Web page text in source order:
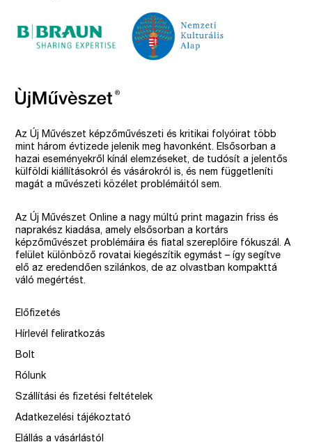
Az Új Művészet képzőművészeti és kritikai folyóirat több
mint három évtizede jelenik meg havonként. Elsősorban a
hazai eseményekről kínál elemzéseket, de tudósít a jelentős
külföldi kiállításokról és vásárokról is, és nem függetleníti
magát a művészeti közélet problémáitól sem.
Az Új Művészet Online a nagy múltú print magazin friss és
naprakész kiadása, amely elsősorban a kortárs
képzőművészet problémáira és fiatal szereplőire fókuszál. A
felület különböző rovatai kiegészítik egymást – így segítve
elő az eredendően szilánkos, de az olvastban kompakttá
váló megértést.
Előfizetés
Hírlevél feliratkozás
Bolt
Rólunk
Szállítási és fizetési feltételek
Adatkezelési tájékoztató
Elállás a vásárlástól